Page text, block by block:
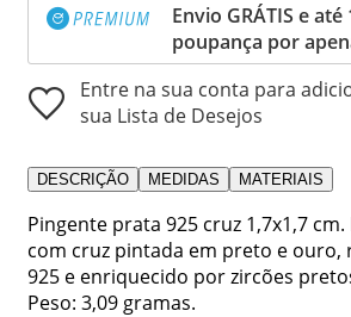
Envio GRÁTIS e até
poupança por
Entre na sua conta para
sua Lista de Desejos
DESCRIÇÃO MEDIDAS MATERIAIS
Pingente prata 925 cruz 1,7x1,7
com cruz pintada em preto e ouro,
925 e enriquecido por zircões
Peso: 3,09 gramas.